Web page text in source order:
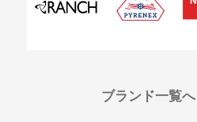
ブランド一覧へ